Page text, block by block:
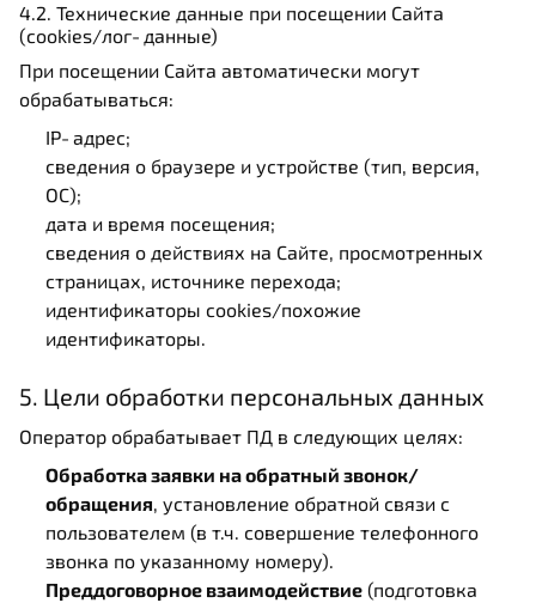
4.2. Технические данные при посещении Сайта
(cookies/лог‑данные)
При посещении Сайта автоматически могут
обрабатываться:
IP‑адрес;
сведения о браузере и устройстве (тип, версия,
ОС);
дата и время посещения;
сведения о действиях на Сайте, просмотренных
страницах, источнике перехода;
идентификаторы cookies/похожие
идентификаторы.
5. Цели обработки персональных данных
Оператор обрабатывает ПД в следующих целях:
Обработка заявки на обратный звонок/
обращения, установление обратной связи с
пользователем (в т.ч. совершение телефонного
звонка по указанному номеру).
Преддоговорное взаимодействие (подготовка